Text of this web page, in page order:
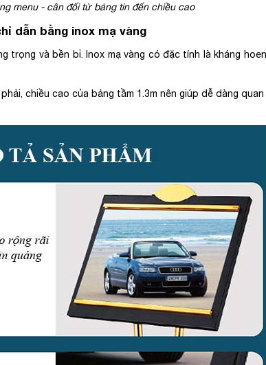
menu - cân đối từ bảng tin đến chiều cao
dẫn bằng inox mạ vàng
trọng và bền bỉ. Inox mạ vàng có đặc tính là kháng
chiều cao của bảng tầm 1.3m nên giúp dễ dàng